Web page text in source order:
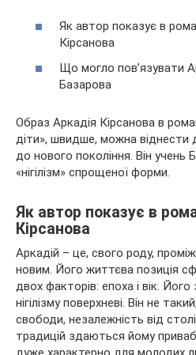
Як автор показує в
Кірсанова
Що могло пов’язувати
Базарова
Образ Аркадія Кірсанова в
діти», швидше, можна віднести
до нового покоління. Він учень
«нігілізм» спрощеної форми.
Як автор показує в
Кірсанова
Аркадій – це, свого роду,
новим. Його життєва позиція
двох факторів: епоха і вік.
нігілізму поверхневі. Він не
свободи, незалежність від
традицій здаються йому